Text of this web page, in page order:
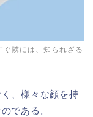
隣には、知られざる
、様々な顔を持
である。